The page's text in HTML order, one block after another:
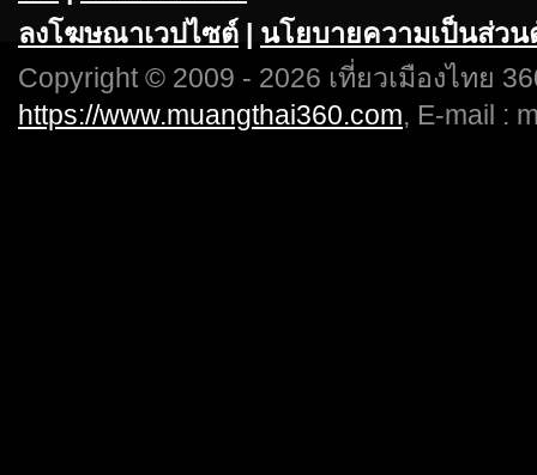
ลงโฆษณาเวปไซต์ | นโยบายความเป็นส่วน
Copyright © 2009 - 2026 เที่ยวเมืองไทย
https://www.muangthai360.com, E-mail :